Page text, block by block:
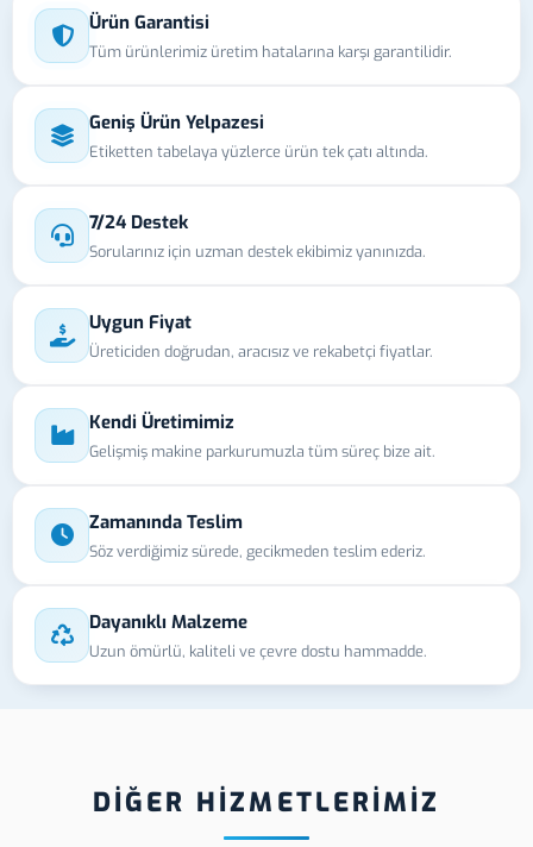
Ürün Garantisi
Tüm ürünlerimiz üretim hatalarına karşı garantilidir.
Geniş Ürün Yelpazesi
Etiketten tabelaya yüzlerce ürün tek çatı altında.
7/24 Destek
Sorularınız için uzman destek ekibimiz yanınızda.
Uygun Fiyat
Üreticiden doğrudan, aracısız ve rekabetçi fiyatlar.
Kendi Üretimimiz
Gelişmiş makine parkurumuzla tüm süreç bize ait.
Zamanında Teslim
Söz verdiğimiz sürede, gecikmeden teslim ederiz.
Dayanıklı Malzeme
Uzun ömürlü, kaliteli ve çevre dostu hammadde.
DİĞER HİZMETLERİMİZ